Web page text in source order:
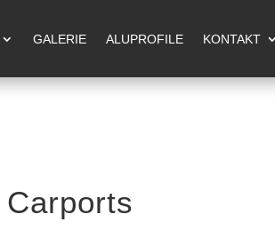
GALERIE ALUPROFILE KONTAKT